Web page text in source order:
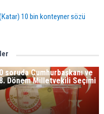
10 bin konteyner sözü
soruda Cumhurbaşkanı ve
Dönem Milletvekili Seçimi